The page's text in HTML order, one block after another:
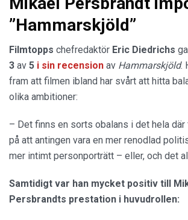
”Hammarskjöld”
Filmtopps chefredaktör Eric Diedrichs
3 av 5 i sin recension av Hammarskjöld.
fram att filmen ibland har svårt att hitta
olika ambitioner:
– Det finns en sorts obalans i det hela där
på att antingen vara en mer renodlad
mer intimt personporträtt – eller, och det
Samtidigt var han mycket positiv till
Persbrandts prestation i huvudrollen: